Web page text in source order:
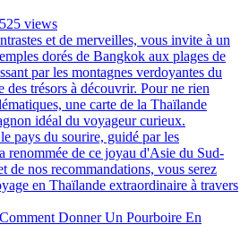
views
et de merveilles, vous invite à un
dorés de Bangkok aux plages de
par les montagnes verdoyantes du
des trésors à découvrir. Pour ne rien
une carte de la Thaïlande
idéal du voyageur curieux.
pays du sourire, guidé par les
renommée de ce joyau d'Asie du Sud-
de nos recommandations, vous serez
en Thaïlande extraordinaire à travers